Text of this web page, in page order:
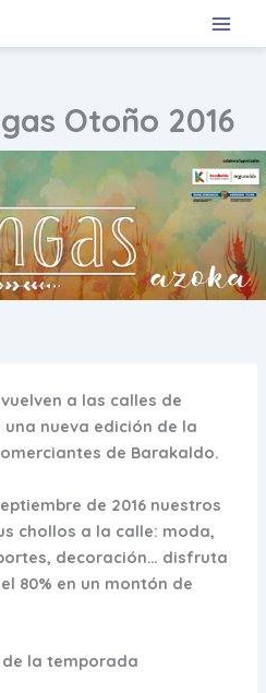
Otoño 2016
a las calles de
nueva edición de la
de Barakaldo.
de 2016 nuestros
chollos a la calle: moda,
decoración… disfruta
80% en un montón de
la temporada